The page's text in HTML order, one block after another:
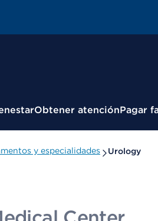
Obtener atenciónPagar
y especialidades Urology